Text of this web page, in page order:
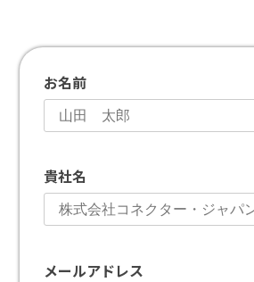
お名前
貴社名
メールアドレス